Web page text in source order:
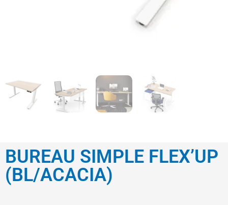
BUREAU SIMPLE FLEX’UP
(BL/ACACIA)